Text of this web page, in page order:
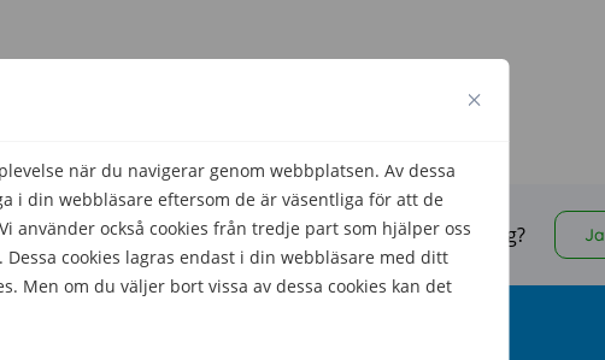
när du navigerar genom webbplatsen. Av dessa
i din webbläsare eftersom de är väsentliga för att de
använder också cookies från tredje part som hjälper oss
cookies lagras endast i din webbläsare med ditt
Men om du väljer bort vissa av dessa cookies kan det
Hjälpte den här informationen dig? Ja